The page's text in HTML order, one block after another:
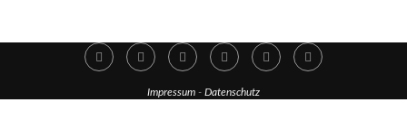
Impressum - Datenschutz